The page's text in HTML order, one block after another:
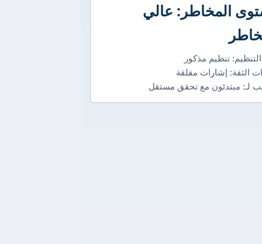
المخاطر: عالي
تنظيم مذكور
الثقة: إشارات مقلقة
لـ: مبتدئون مع تحقق مستقل